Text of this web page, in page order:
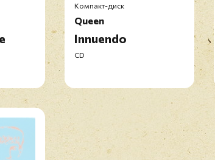
Компакт-диск
Queen
Innuendo
CD